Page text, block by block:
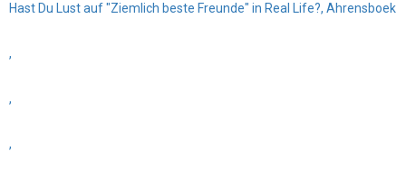
Hast Du Lust auf "Ziemlich beste Freunde" in Real Life?, Ahrensboek
,
,
,